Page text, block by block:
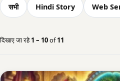
सभी Hindi Story Web
दिखाए जा रहे1 – 10of11